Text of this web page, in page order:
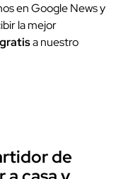
en Google News y
la mejor
gratisa nuestro
de